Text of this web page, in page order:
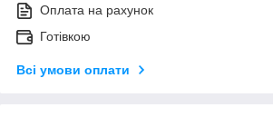
Оплата на рахунок
Готівкою
Всі умови оплати